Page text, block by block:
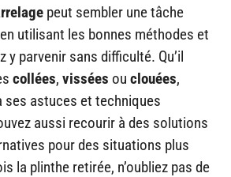
peut sembler une tâche
utilisant les bonnes méthodes et
y parvenir sans difficulté. Qu’il
collées, vissées ou clouées,
ses astuces et techniques
aussi recourir à des solutions
pour des situations plus
la plinthe retirée, n’oubliez pas de